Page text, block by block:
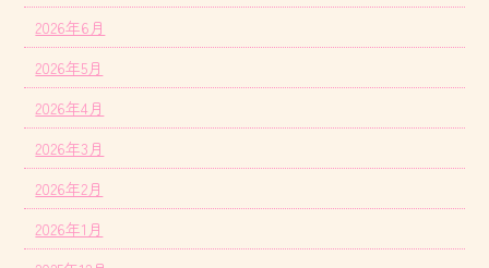
2026年6月
2026年5月
2026年4月
2026年3月
2026年2月
2026年1月